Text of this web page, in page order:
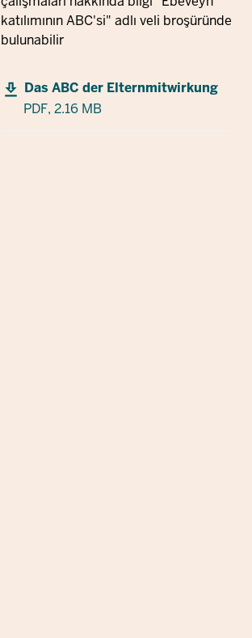
katılımının ABC'si" adlı veli broşüründe
bulunabilir
Das ABC der Elternmitwirkung
PDF, 2.16 MB